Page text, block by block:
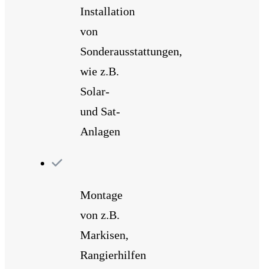
Installation
von
Sonderausstattungen,
wie z.B.
Solar-
und Sat-
Anlagen
Montage
von z.B.
Markisen,
Rangierhilfen